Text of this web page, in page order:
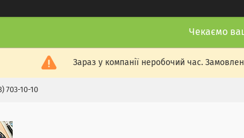
Чекаємо
Зараз у компанії неробочий час.
703-10-10